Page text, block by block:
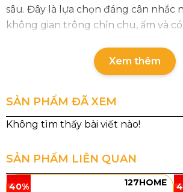
sâu. Đây là lựa chọn đáng cân nhắc
không gian trông chỉn chu, ấm và
Xem thêm
SẢN PHẨM ĐÃ XEM
SẢN PHẨM LIÊN QUAN
40% 127HOME